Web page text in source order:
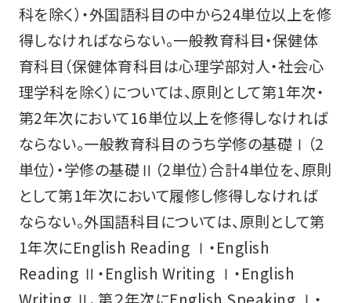
科を除く）・外国語科目の中から24単位以上を修
得しなければならない。一般教育科目・保健体
育科目（保健体育科目は心理学部対人・社会心
理学科を除く）については、原則として第1年次・
第2年次において16単位以上を修得しなければ
ならない。一般教育科目のうち学修の基礎Ⅰ（2
単位）・学修の基礎Ⅱ（2単位）合計4単位を、原則
として第1年次において履修し修得しなければ
ならない。外国語科目については、原則として第
1年次にEnglish Reading Ⅰ・English
Reading Ⅱ・English Writing Ⅰ・English